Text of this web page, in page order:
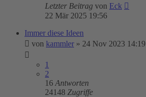
Letzter Beitrag von Eck
22 Mär 2025 19:56
Immer diese Ideen
von kammler » 24 Nov 2023 14:19
1
2
16 Antworten
24148 Zugriffe